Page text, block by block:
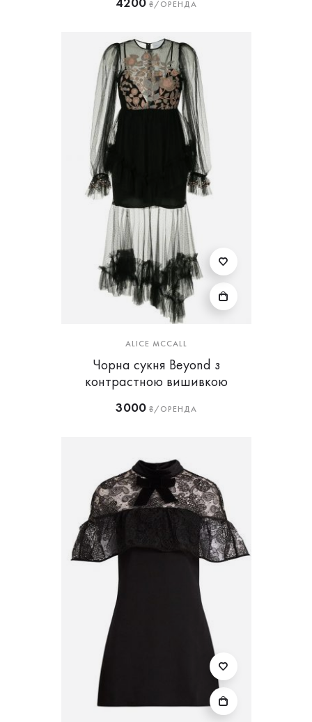
₴/ОРЕНДА
ALICE MCCALL
Чорна сукня Beyond з
контрастною вишивкою
3000₴/ОРЕНДА